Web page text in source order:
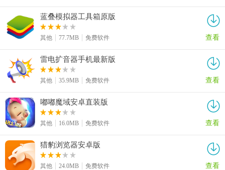
蓝叠模拟器工具箱原版
其他 77.7MB 免费软件 查看
雷电扩音器手机最新版
其他 35.9MB 免费软件 查看
嘟嘟魔域安卓直装版
其他 16.0MB 免费软件 查看
猎豹浏览器安卓版
其他 24.0MB 免费软件 查看